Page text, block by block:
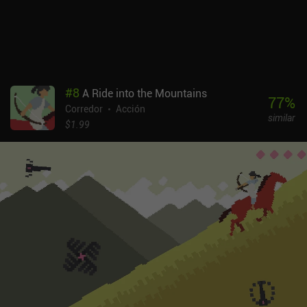
trepidantes.
#8 A Ride into the Mountains
Corredor
Acción
$1.99
77%
similar